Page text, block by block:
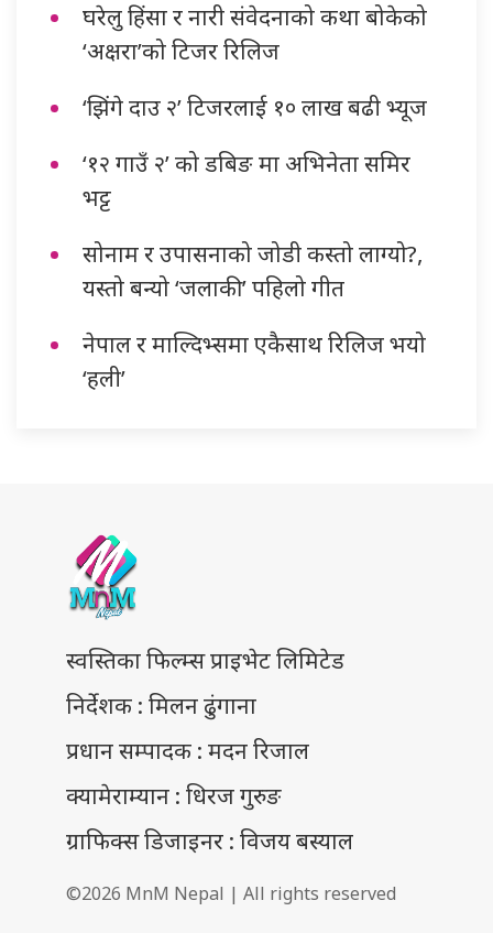
घरेलु हिंसा र नारी संवेदनाको कथा बोकेको
‘अक्षरा’को टिजर रिलिज
‘झिंगे दाउ २’ टिजरलाई १० लाख बढी भ्यूज
‘१२ गाउँ २’ को डबिङ मा अभिनेता समिर
भट्ट
सोनाम र उपासनाको जोडी कस्तो लाग्यो?,
यस्तो बन्यो ‘जलाकी’ पहिलो गीत
नेपाल र माल्दिभ्समा एकैसाथ रिलिज भयो
‘हली’
स्वस्तिका फिल्म्स प्राइभेट लिमिटेड
निर्देशक : मिलन ढुंगाना
प्रधान सम्पादक : मदन रिजाल
क्यामेराम्यान : धिरज गुरुङ
ग्राफिक्स डिजाइनर : विजय बस्याल
©2026 MnM Nepal | All rights reserved